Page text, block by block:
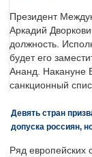
Президент
Аркадий
должность.
будет его
Ананд. Накануне
санкционный
Девять стран
допуска россиян,
Ряд европейских